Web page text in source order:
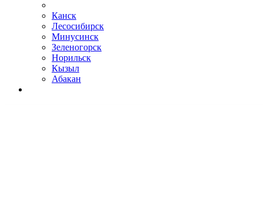
Канск
Лесосибирск
Минусинск
Зеленогорск
Норильск
Кызыл
Абакан